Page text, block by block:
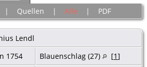
| Quellen | Alle | PDF
Lendl
1754 Blauenschlag (27) [1]